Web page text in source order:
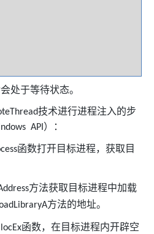
处于等待状态。
技术进行进程注入的步
API ）：
函数打开目标进程，获取目
方法获取目标进程中加载
方法的地址。
函数，在目标进程内开辟空